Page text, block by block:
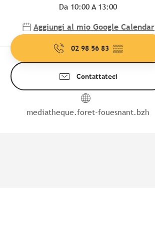
Da 10:00 A 13:00
Aggiungi al mio Google Calendar
02 98 56 83 ▒▒
Contattateci
mediatheque.foret-fouesnant.bzh